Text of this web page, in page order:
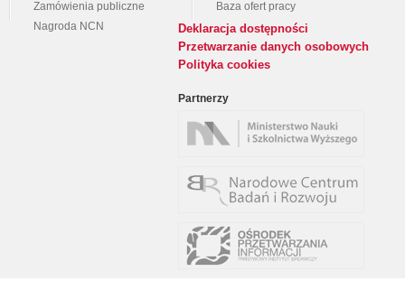
Zamówienia publiczne
Nagroda NCN
Baza ofert pracy
Deklaracja dostępności
Przetwarzanie danych osobowych
Polityka cookies
Partnerzy